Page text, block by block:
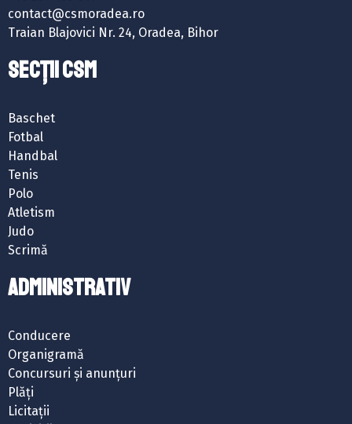
contact@csmoradea.ro
Traian Blajovici Nr. 24, Oradea, Bihor
SECȚII CSM
Baschet
Fotbal
Handbal
Tenis
Polo
Atletism
Judo
Scrimă
ADMINISTRATIV
Conducere
Organigramă
Concursuri și anunțuri
Plăți
Licitații